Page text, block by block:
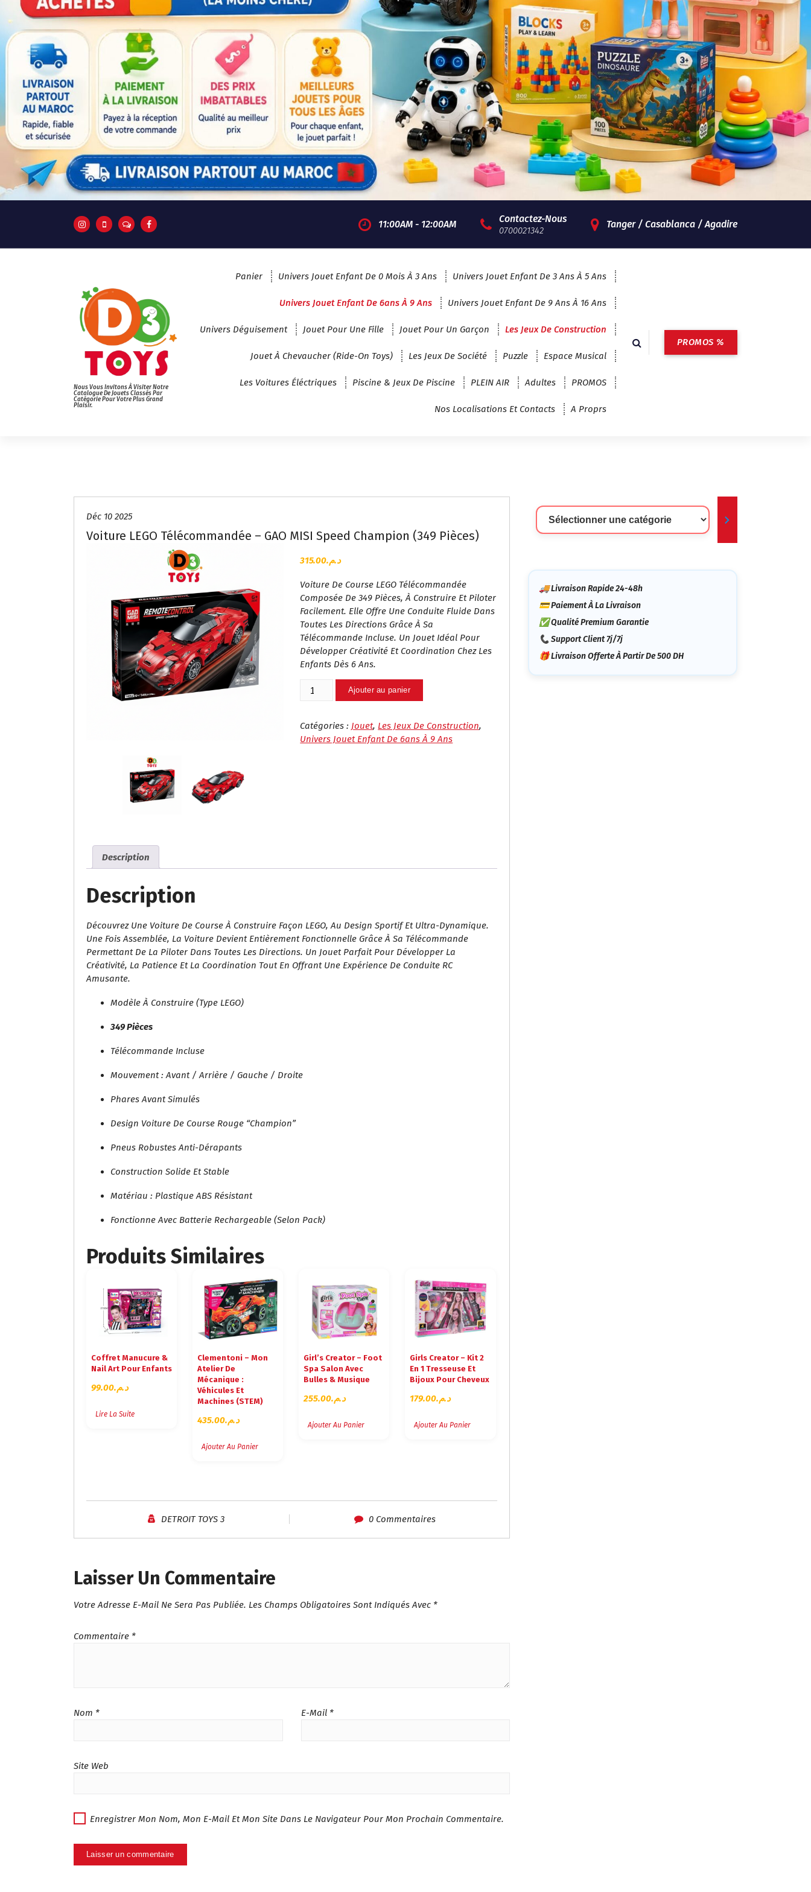
11:00AM - 12:00AM Contactez-Nous
0700021342
Tanger / Casablanca / Agadire
Nous Vous Invitons À Visiter Notre
Catalogue De Jouets Classés Par
Catégorie Pour Votre Plus Grand
Plaisir.
Panier Univers Jouet Enfant De 0 Mois À 3 Ans Univers Jouet Enfant De 3 Ans À 5 Ans
Univers Jouet Enfant De 6ans À 9 Ans Univers Jouet Enfant De 9 Ans À 16 Ans
Univers Déguisement Jouet Pour Une Fille Jouet Pour Un Garçon Les Jeux De Construction
Jouet À Chevaucher (Ride-On Toys) Les Jeux De Société Puzzle Espace Musical
Les Voitures Éléctriques Piscine & Jeux De Piscine PLEIN AIR Adultes PROMOS
Nos Localisations Et Contacts A Proprs
PROMOS %
Déc 10 2025
Voiture LEGO Télécommandée – GAO MISI Speed Champion (349 Pièces)
د.م.315.00
Voiture De Course LEGO Télécommandée
Composée De 349 Pièces, À Construire Et Piloter
Facilement. Elle Offre Une Conduite Fluide Dans
Toutes Les Directions Grâce À Sa
Télécommande Incluse. Un Jouet Idéal Pour
Développer Créativité Et Coordination Chez Les
Enfants Dès 6 Ans.
Quantité
LEGO
Télécommandée
Ajouter au panier
Catégories : Jouet, Les Jeux De Construction,
Univers Jouet Enfant De 6ans À 9 Ans
Description
Description
Découvrez Une Voiture De Course À Construire Façon LEGO, Au Design Sportif Et Ultra-Dynamique.
Une Fois Assemblée, La Voiture Devient Entièrement Fonctionnelle Grâce À Sa Télécommande
Permettant De La Piloter Dans Toutes Les Directions. Un Jouet Parfait Pour Développer La
Créativité, La Patience Et La Coordination Tout En Offrant Une Expérience De Conduite RC
Amusante.
Modèle À Construire (type LEGO)
349 Pièces
Télécommande Incluse
Mouvement : Avant / Arrière / Gauche / Droite
Phares Avant Simulés
Design Voiture De Course Rouge “Champion”
Pneus Robustes Anti-Dérapants
Construction Solide Et Stable
Matériau : Plastique ABS Résistant
Fonctionne Avec Batterie Rechargeable (selon Pack)
Produits Similaires
Coffret Manucure &
Nail Art Pour Enfants
د.م.99.00
Lire La Suite
Clementoni – Mon
Atelier De
Mécanique :
Véhicules Et
Machines (STEM)
د.م.435.00
Ajouter Au Panier
Girl’s Creator – Foot
Spa Salon Avec
Bulles & Musique
د.م.255.00
Ajouter Au Panier
Girls Creator – Kit 2
En 1 Tresseuse Et
Bijoux Pour Cheveux
د.م.179.00
Ajouter Au Panier
DETROIT TOYS 3 0 Commentaires
Laisser Un Commentaire
Votre Adresse E-Mail Ne Sera Pas Publiée. Les Champs Obligatoires Sont Indiqués Avec *
Commentaire *
Nom * E-Mail *
Site Web
Enregistrer Mon Nom, Mon E-Mail Et Mon Site Dans Le Navigateur Pour Mon Prochain Commentaire.
Sélectionner
Une
🚚 Livraison Rapide 24-48h
💳 Paiement À La Livraison
✅ Qualité Premium Garantie
📞 Support Client 7j/7j
🎁 Livraison Offerte À Partir De 500 DH